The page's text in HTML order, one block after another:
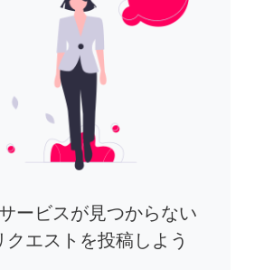
ービスが見つからない
クエストを投稿しよう